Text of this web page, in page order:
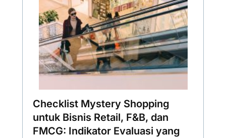
Checklist Mystery Shopping
untuk Bisnis Retail, F&B, dan
FMCG: Indikator Evaluasi yang